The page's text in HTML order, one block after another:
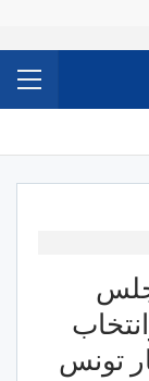
تونس